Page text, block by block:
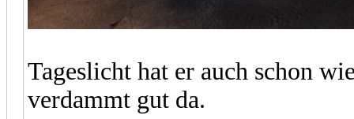
Tageslicht hat er auch schon
verdammt gut da.